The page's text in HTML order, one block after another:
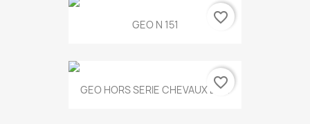
GEO N 151 favorite_border
GEO HORS SERIE CHEVAUX ET...
favorite_border